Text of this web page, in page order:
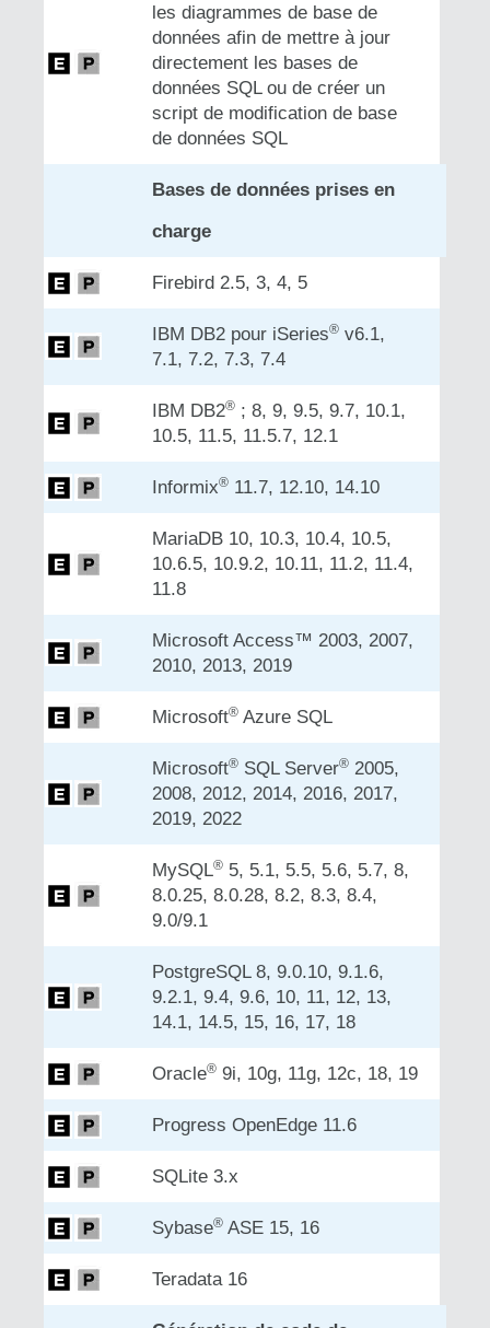
les diagrammes de base de
données afin de mettre à jour
directement les bases de
données SQL ou de créer un
script de modification de base
de données SQL
Bases de données prises en
charge
Firebird 2.5, 3, 4, 5
IBM DB2 pour iSeries® v6.1,
7.1, 7.2, 7.3, 7.4
IBM DB2® ; 8, 9, 9.5, 9.7, 10.1,
10.5, 11.5, 11.5.7, 12.1
Informix® 11.7, 12.10, 14.10
MariaDB 10, 10.3, 10.4, 10.5,
10.6.5, 10.9.2, 10.11, 11.2, 11.4,
11.8
Microsoft Access™ 2003, 2007,
2010, 2013, 2019
Microsoft® Azure SQL
Microsoft® SQL Server® 2005,
2008, 2012, 2014, 2016, 2017,
2019, 2022
MySQL® 5, 5.1, 5.5, 5.6, 5.7, 8,
8.0.25, 8.0.28, 8.2, 8.3, 8.4,
9.0/9.1
PostgreSQL 8, 9.0.10, 9.1.6,
9.2.1, 9.4, 9.6, 10, 11, 12, 13,
14.1, 14.5, 15, 16, 17, 18
Oracle® 9i, 10g, 11g, 12c, 18, 19
Progress OpenEdge 11.6
SQLite 3.x
Sybase® ASE 15, 16
Teradata 16